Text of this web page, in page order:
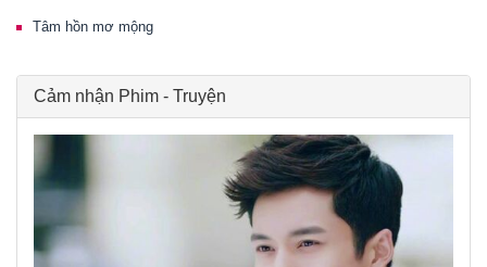
Tâm hồn mơ mộng
Cảm nhận Phim - Truyện